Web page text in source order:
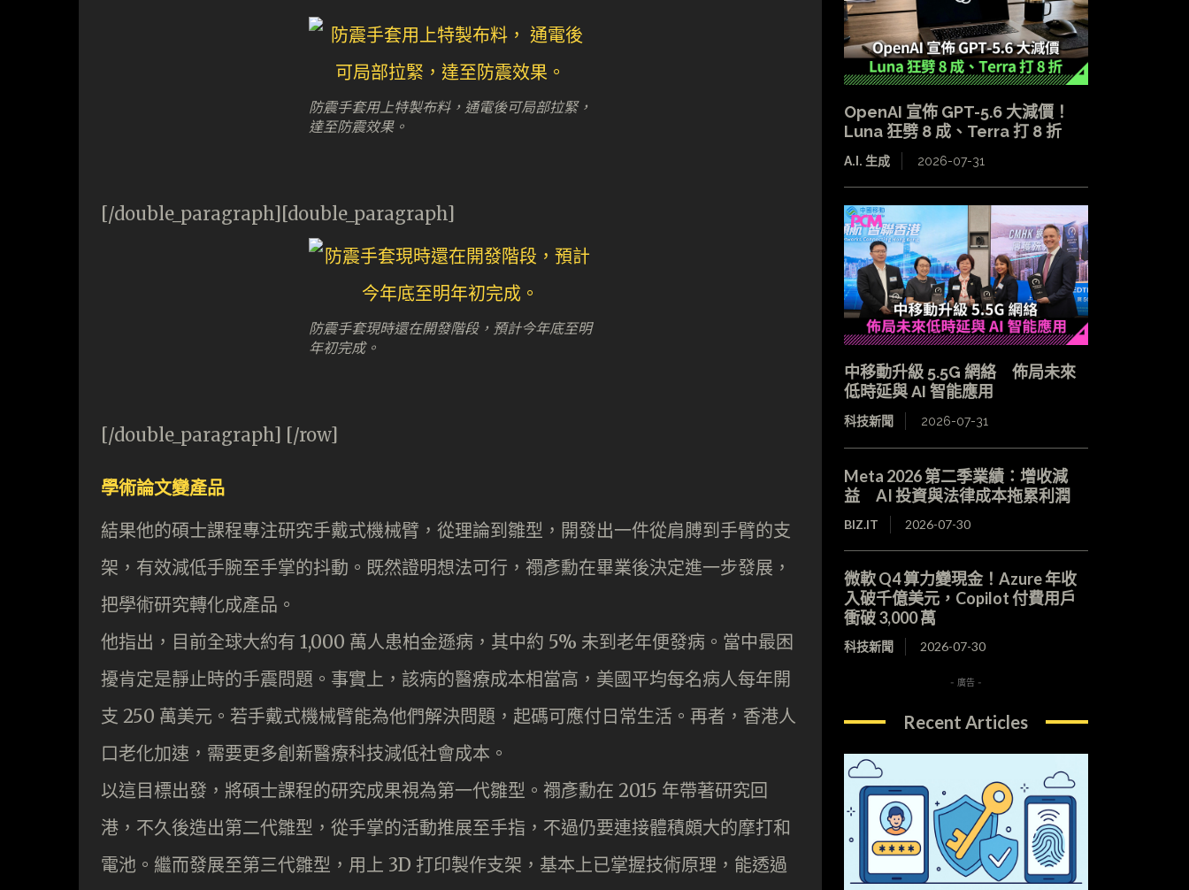
防震手套用上特製布料，通電後可局部拉緊，
達至防震效果。
[/double_paragraph][double_paragraph]
防震手套現時還在開發階段，預計今年底至明
年初完成。
[/double_paragraph] [/row]
學術論文變產品
結果他的碩士課程專注研究手戴式機械臂，從理論到雛型，開發出一件從肩膊到手臂的支
架，有效減低手腕至手掌的抖動。既然證明想法可行，禤彥勳在畢業後決定進一步發展，
把學術研究轉化成產品。
他指出，目前全球大約有 1,000 萬人患柏金遜病，其中約 5% 未到老年便發病。當中最困
擾肯定是靜止時的手震問題。事實上，該病的醫療成本相當高，美國平均每名病人每年開
支 250 萬美元。若手戴式機械臂能為他們解決問題，起碼可應付日常生活。再者，香港人
口老化加速，需要更多創新醫療科技減低社會成本。
以這目標出發，將碩士課程的研究成果視為第一代雛型。禤彥勳在 2015 年帶著研究回
港，不久後造出第二代雛型，從手掌的活動推展至手指，不過仍要連接體積頗大的摩打和
電池。繼而發展至第三代雛型，用上 3D 打印製作支架，基本上已掌握技術原理，能透過
OpenAI 宣佈 GPT-5.6 大減價！
Luna 狂劈 8 成、Terra 打 8 折
A.I. 生成 2026-07-31
中移動升級 5.5G 網絡 佈局未來
低時延與 AI 智能應用
科技新聞 2026-07-31
Meta 2026 第二季業績：增收減
益 AI 投資與法律成本拖累利潤
BIZ.IT 2026-07-30
微軟 Q4 算力變現金！Azure 年收
入破千億美元，Copilot 付費用戶
衝破 3,000 萬
科技新聞 2026-07-30
- 廣告 -
Recent Articles